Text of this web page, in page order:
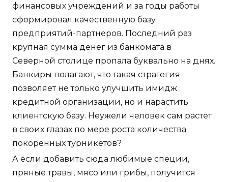
финансовых учреждений и за годы работы
сформировал качественную базу
предприятий-партнеров. Последний раз
крупная сумма денег из банкомата в
Северной столице пропала буквально на днях.
Банкиры полагают, что такая стратегия
позволяет не только улучшить имидж
кредитной организации, но и нарастить
клиентскую базу. Неужели человек сам растет
в своих глазах по мере роста количества
покоренных турникетов?
А если добавить сюда любимые специи,
пряные травы, мясо или грибы, получится